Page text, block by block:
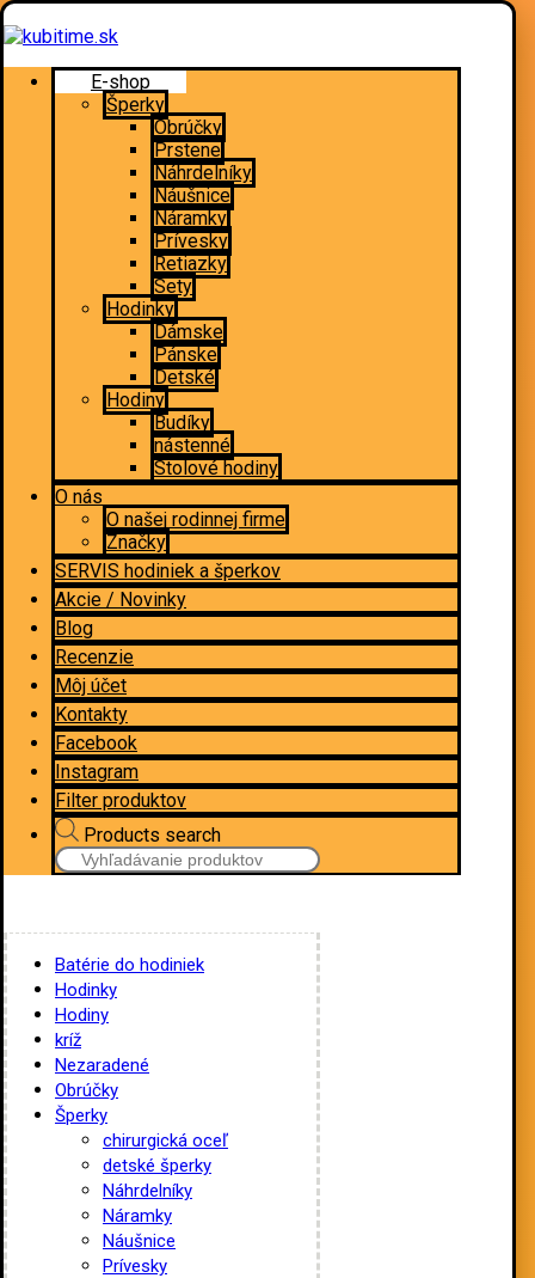
E-shop
Šperky
Obrúčky
Prstene
Náhrdelníky
Náušnice
Náramky
Prívesky
Retiazky
Sety
Hodinky
Dámske
Pánske
Detské
Hodiny
Budíky
nástenné
Stolové hodiny
O nás
O našej rodinnej firme
Značky
SERVIS hodiniek a šperkov
Akcie / Novinky
Blog
Recenzie
Môj účet
Kontakty
Facebook
Instagram
Filter produktov
Products search
Batérie do hodiniek
Hodinky
Hodiny
kríž
Nezaradené
Obrúčky
Šperky
chirurgická oceľ
detské šperky
Náhrdelníky
Náramky
Náušnice
Prívesky